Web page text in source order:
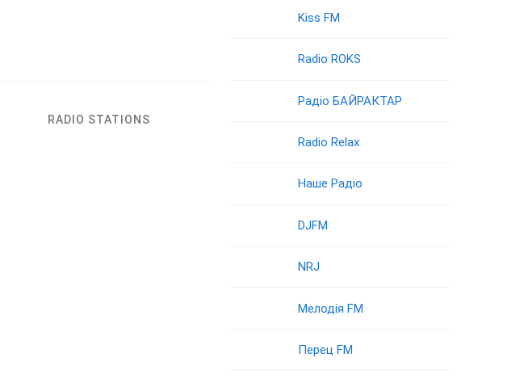
RADIO STATIONS
Kiss FM
Radio ROKS
Радіо БАЙРАКТАР
Radio Relax
Наше Радіо
DJFM
NRJ
Мелодія FM
Перец FM